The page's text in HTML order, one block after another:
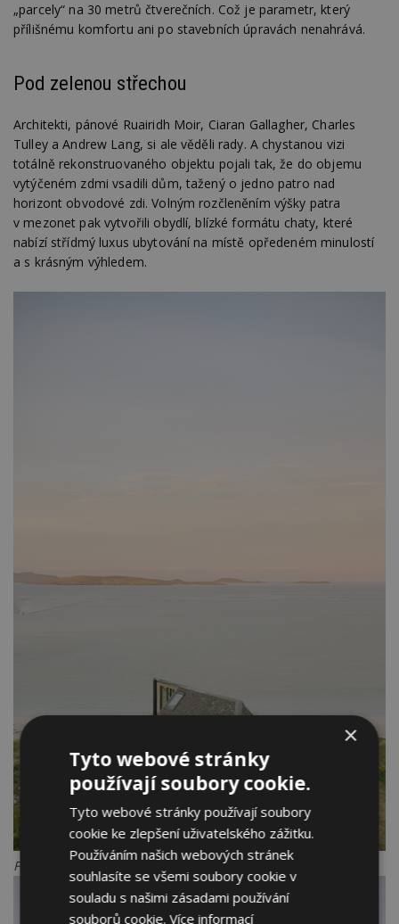
„parcely“ na 30 metrů čtverečních. Což je parametr, který
přílišnému komfortu ani po stavebních úpravách nenahrává.
Pod zelenou střechou
Architekti, pánové Ruairidh Moir, Ciaran Gallagher, Charles
Tulley a Andrew Lang, si ale věděli rady. A chystanou vizi
totálně rekonstruovaného objektu pojali tak, že do objemu
vytýčeném zdmi vsadili dům, tažený o jedno patro nad
horizont obvodové zdi. Volným rozčleněním výšky patra
v mezonet pak vytvořili obydlí, blízké formátu chaty, které
nabízí střídmý luxus ubytování na místě opředeném minulostí
a s krásným výhledem.
Foto: Alexander James-Aylin
×
Tyto webové stránky
používají soubory cookie.
Tyto webové stránky používají soubory
cookie ke zlepšení uživatelského zážitku.
Používáním našich webových stránek
souhlasíte se všemi soubory cookie v
souladu s našimi zásadami používání
souborů cookie.Více informací